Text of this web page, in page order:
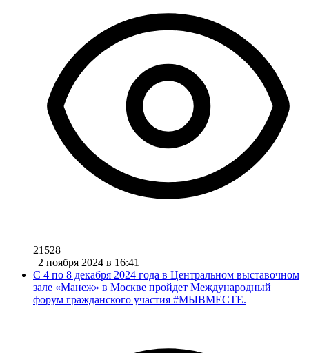
21528
| 2 ноября 2024 в 16:41
С 4 по 8 декабря 2024 года в Центральном выставочном
зале «Манеж» в Москве пройдет Международный
форум гражданского участия #МЫВМЕСТЕ.